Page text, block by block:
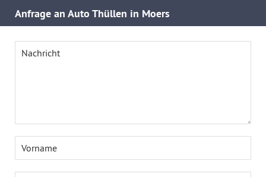
Anfrage an Auto Thüllen in Moers
Nachricht
Vorname